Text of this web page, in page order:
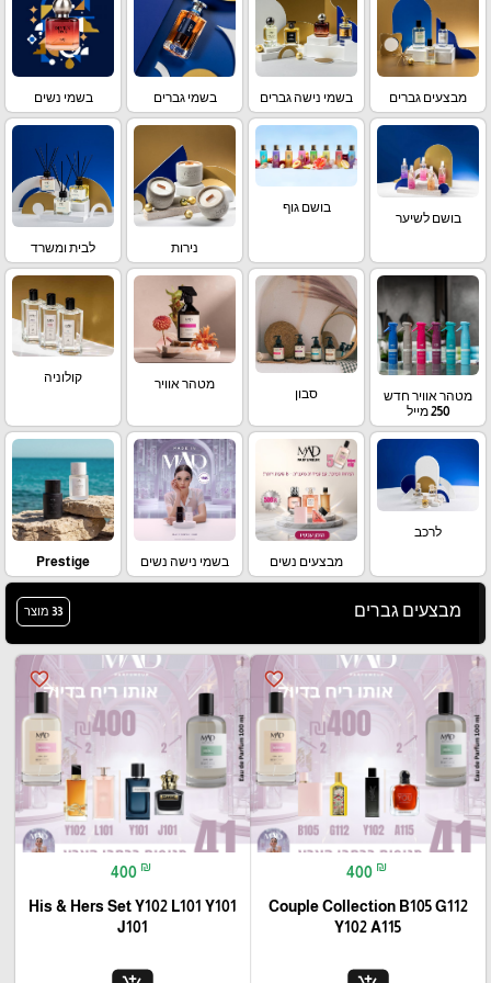
מבצעים גברים בשמי נישה גברים בשמי גברים בשמי נשים
בושם לשיער
בושם גוף
נירות לבית ומשרד
מטהר אוויר חדש
250 מייל
סבון
מטהר אוויר קולוניה
לרכב
מבצעים נשים
בשמי נישה נשים Prestige
מבצעים גברים 33 מוצר
favorite_border
400 ₪
Couple Collection B105 G112
Y102 A115
favorite_border
400 ₪
His & Hers Set Y102 L101 Y101
J101